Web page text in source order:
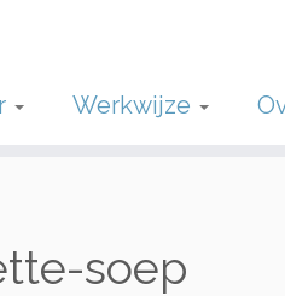
Werkwijze
soep